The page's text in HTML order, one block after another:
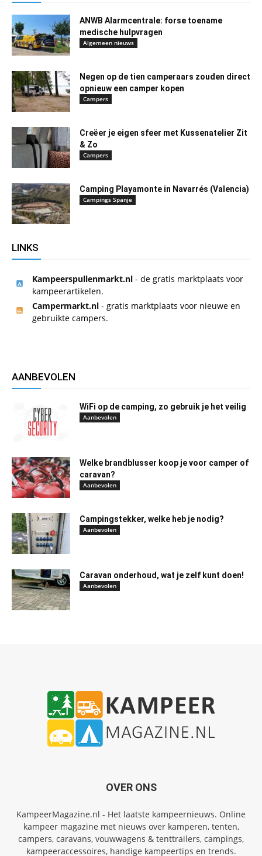
ANWB Alarmcentrale: forse toename
medische hulpvragen
Algemeen nieuws
Negen op de tien camperaars zouden direct
opnieuw een camper kopen
Campers
Creëer je eigen sfeer met Kussenatelier Zit
& Zo
Campers
Camping Playamonte in Navarrés (Valencia)
Campings Spanje
LINKS
Kampeerspullenmarkt.nl - de gratis marktplaats voor
kampeerartikelen.
Campermarkt.nl - gratis marktplaats voor nieuwe en
gebruikte campers.
AANBEVOLEN
WiFi op de camping, zo gebruik je het veilig
Aanbevolen
Welke brandblusser koop je voor camper of
caravan?
Aanbevolen
Campingstekker, welke heb je nodig?
Aanbevolen
Caravan onderhoud, wat je zelf kunt doen!
Aanbevolen
OVER ONS
KampeerMagazine.nl - Het laatste kampeernieuws. Online
kampeer magazine met nieuws over kamperen, tenten,
campers, caravans, vouwwagens & tenttrailers, campings,
kampeeraccessoires, handige kampeertips en trends.